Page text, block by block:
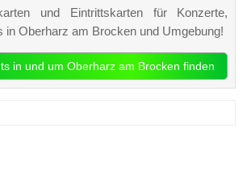
und Eintrittskarten für Konzerte,
in Oberharz am Brocken und Umgebung!
in und um Oberharz am Brocken finden